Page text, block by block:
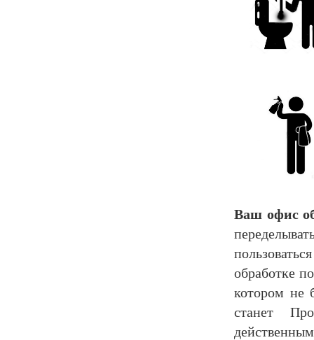
Ваш офис
обработке
котором не
станет